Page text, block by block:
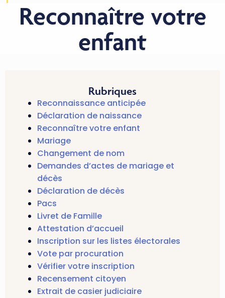
Reconnaître votre
enfant
Rubriques
Reconnaissance anticipée
Déclaration de naissance
Reconnaître votre enfant
Mariage
Changement de nom
Demandes d’actes de mariage et
décès
Déclaration de décès
Pacs
Livret de Famille
Attestation d’accueil
Inscription sur les listes électorales
Vote par procuration
Vérifier votre inscription
Recensement citoyen
Extrait de casier judiciaire